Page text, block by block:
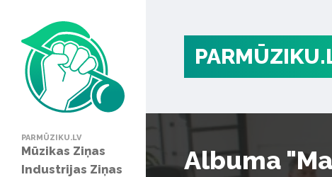
PARMŪZIKU.LV
Mūzikas Ziņas
Industrijas Ziņas
Albuma